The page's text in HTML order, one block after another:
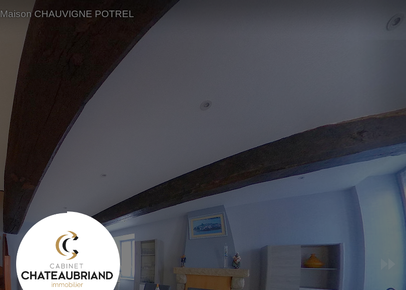
Maison CHAUVIGNE POTREL